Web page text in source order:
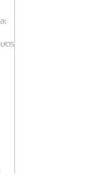
ะ
ตร